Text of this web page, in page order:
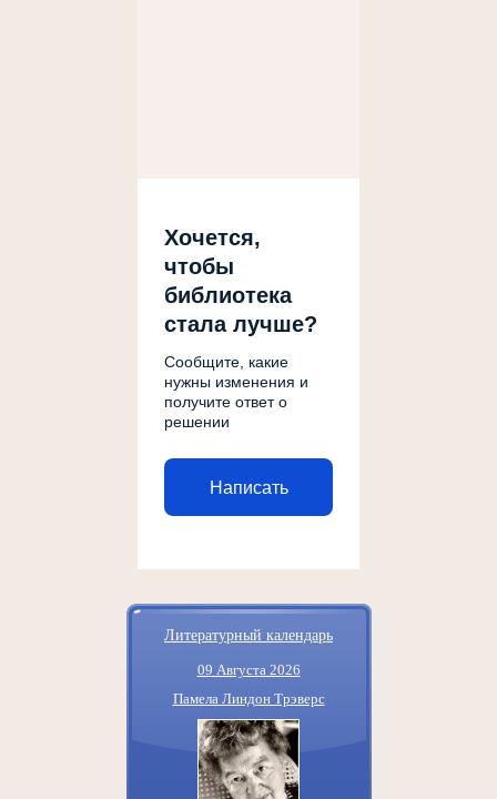
Хочется,
чтобы
библиотека
стала лучше?
Сообщите, какие
нужны изменения и
получите ответ о
решении
Написать
Литературный календарь
09 Августа 2026
Памела Линдон Трэверс